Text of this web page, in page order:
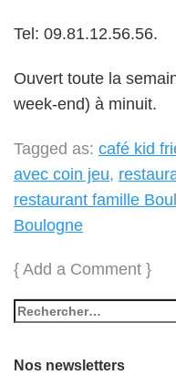
Tel: 09.81.12.56.56.
Ouvert toute la
week-end) à minuit.
Tagged as: café kid
avec coin jeu,
restaurant famille
Boulogne
{ Add a Comment }
Nos newsletters